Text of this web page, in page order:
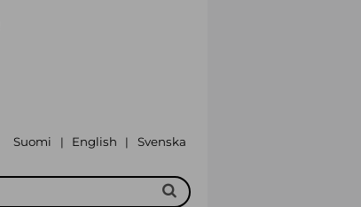
Suomi | English | Svenska